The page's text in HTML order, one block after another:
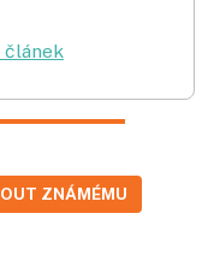
článek
ZNÁMÉMU